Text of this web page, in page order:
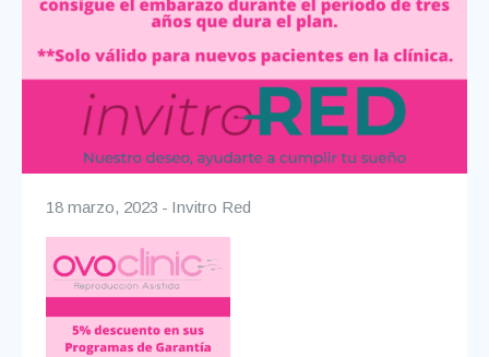
18 marzo, 2023 Invitro Red